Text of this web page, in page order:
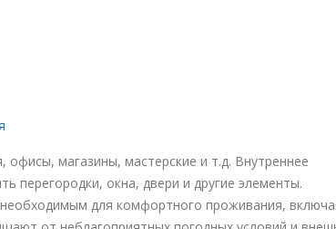
магазины, мастерские и т.д. Внутреннее
перегородки, окна, двери и другие элементы.
для комфортного проживания,